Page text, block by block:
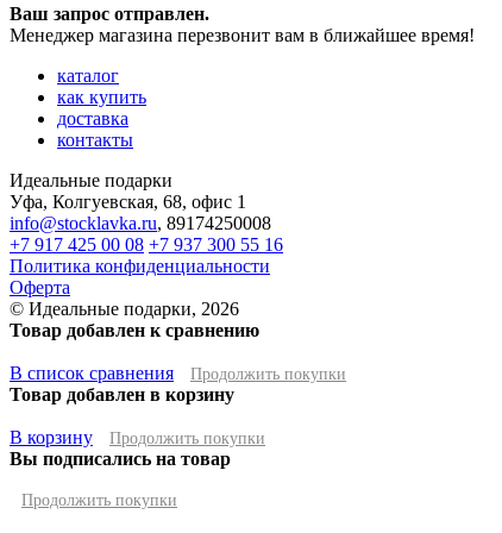
Ваш запрос отправлен.
Менеджер магазина перезвонит вам в ближайшее время!
каталог
как купить
доставка
контакты
Идеальные подарки
Уфа, Колгуевская, 68, офис 1
info@stocklavka.ru, 89174250008
+7 917 425 00 08 +7 937 300 55 16
Политика конфиденциальности
Оферта
© Идеальные подарки, 2026
Товар добавлен к сравнению
В список сравнения Продолжить покупки
Товар добавлен в корзину
В корзину Продолжить покупки
Вы подписались на товар
Продолжить покупки